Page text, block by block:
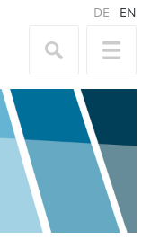
DE EN